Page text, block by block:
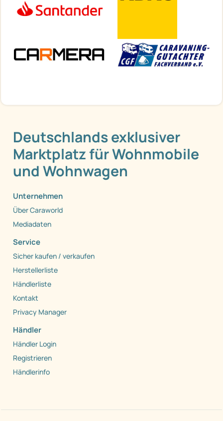
Deutschlands exklusiver
Marktplatz für Wohnmobile
und Wohnwagen
Unternehmen
Über Caraworld
Mediadaten
Service
Sicher kaufen / verkaufen
Herstellerliste
Händlerliste
Kontakt
Privacy Manager
Händler
Händler Login
Registrieren
Händlerinfo